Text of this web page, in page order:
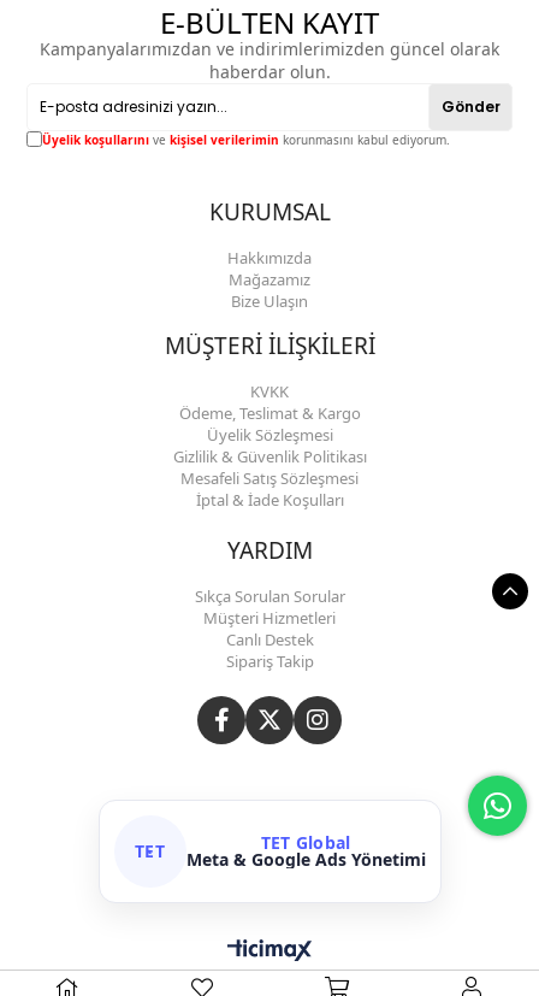
E-BÜLTEN KAYIT
Kampanyalarımızdan ve indirimlerimizden güncel olarak
haberdar olun.
Gönder
Üyelik koşullarını vekişisel verilerimin korunmasını kabul ediyorum.
KURUMSAL
Hakkımızda
Mağazamız
Bize Ulaşın
MÜŞTERİ İLİŞKİLERİ
KVKK
Ödeme, Teslimat & Kargo
Üyelik Sözleşmesi
Gizlilik & Güvenlik Politikası
Mesafeli Satış Sözleşmesi
İptal & İade Koşulları
YARDIM
Sıkça Sorulan Sorular
Müşteri Hizmetleri
Canlı Destek
Sipariş Takip
TET TET Global
Meta & Google Ads Yönetimi